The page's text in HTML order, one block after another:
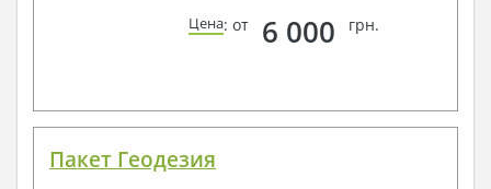
Цена: от 6 000 грн.
Пакет Геодезия